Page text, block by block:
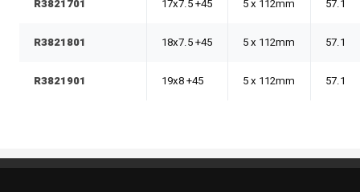
R3821701 17x7.5 +45 5 x 112mm 57.1
R3821801 18x7.5 +45 5 x 112mm 57.1
R3821901 19x8 +45 5 x 112mm 57.1